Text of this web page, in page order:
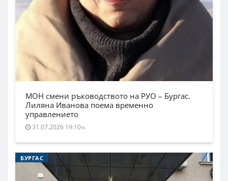
МОН смени ръководството на РУО – Бургас.
Лиляна Иванова поема временно
управлението
31.07.2026 19:10ч.
БУРГАС